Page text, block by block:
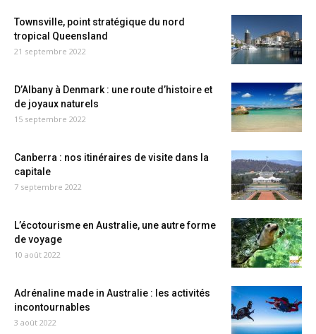
Townsville, point stratégique du nord
tropical Queensland
21 septembre 2022
D’Albany à Denmark : une route d’histoire et
de joyaux naturels
15 septembre 2022
Canberra : nos itinéraires de visite dans la
capitale
7 septembre 2022
L’écotourisme en Australie, une autre forme
de voyage
10 août 2022
Adrénaline made in Australie : les activités
incontournables
3 août 2022